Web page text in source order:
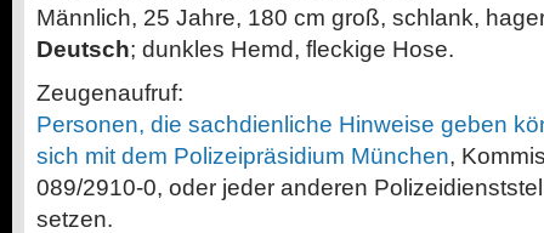
Männlich, 25 Jahre, 180 cm groß, schlank,
Deutsch; dunkles Hemd, fleckige Hose.
Zeugenaufruf:
Personen, die sachdienliche Hinweise geben
sich mit dem Polizeipräsidium München,
089/2910-0, oder jeder anderen
setzen.